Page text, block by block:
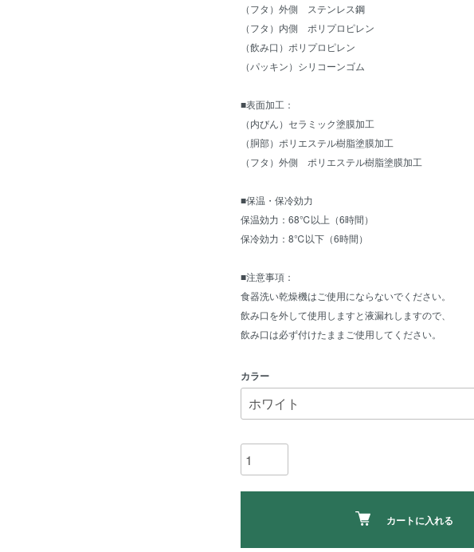
（フタ）外側 ステンレス鋼
（フタ）内側 ポリプロピレン
（飲み口）ポリプロピレン
（パッキン）シリコーンゴム
■表面加工：
（内びん）セラミック塗膜加工
（胴部）ポリエステル樹脂塗膜加工
（フタ）外側 ポリエステル樹脂塗膜加工
■保温・保冷効力
保温効力：68℃以上（6時間）
保冷効力：8℃以下（6時間）
■注意事項：
食器洗い乾燥機はご使用にならないでください。
飲み口を外して使用しますと液漏れしますので、
飲み口は必ず付けたままご使用してください。
カラー
カートに入れる